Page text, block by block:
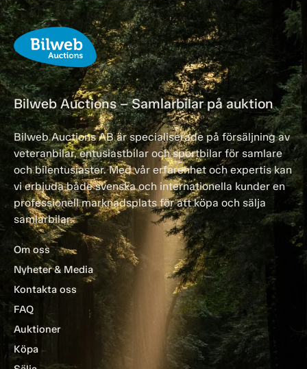
Bilweb Auctions – Samlarbilar på auktion
Bilweb Auctions AB är specialiserade på försäljning av
veteranbilar, entusiastbilar och sportbilar för samlare
och bilentusiaster. Med vår erfarenhet och expertis kan
vi erbjuda både svenska och internationella kunder en
professionell marknadsplats för att köpa och sälja
samlarbilar.
Om oss
Nyheter & Media
Kontakta oss
FAQ
Auktioner
Köpa